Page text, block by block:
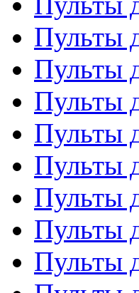
Пульты
Пульты
Пульты
Пульты
Пульты
Пульты
Пульты
Пульты